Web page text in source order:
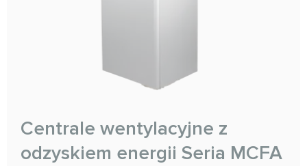
Centrale wentylacyjne z
odzyskiem energii Seria MCFA